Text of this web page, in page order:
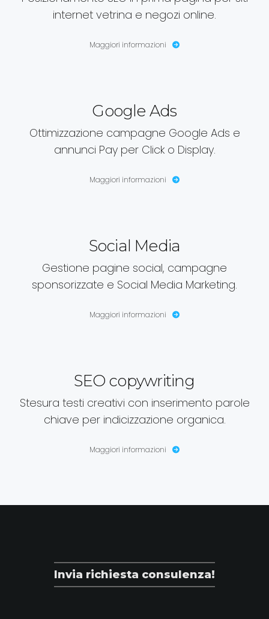
internet vetrina e negozi online.
Maggiori informazioni
Google Ads
Ottimizzazione campagne Google Ads e
annunci Pay per Click o Display.
Maggiori informazioni
Social Media
Gestione pagine social, campagne
sponsorizzate e Social Media Marketing.
Maggiori informazioni
SEO copywriting
Stesura testi creativi con inserimento parole
chiave per indicizzazione organica.
Maggiori informazioni
Invia richiesta consulenza!